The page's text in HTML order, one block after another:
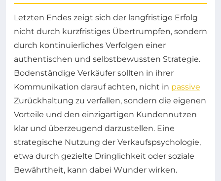
Letzten Endes zeigt sich der langfristige Erfolg
nicht durch kurzfristiges Übertrumpfen, sondern
durch kontinuierliches Verfolgen einer
authentischen und selbstbewussten Strategie.
Bodenständige Verkäufer sollten in ihrer
Kommunikation darauf achten, nicht in passive
Zurückhaltung zu verfallen, sondern die eigenen
Vorteile und den einzigartigen Kundennutzen
klar und überzeugend darzustellen. Eine
strategische Nutzung der Verkaufspsychologie,
etwa durch gezielte Dringlichkeit oder soziale
Bewährtheit, kann dabei Wunder wirken.